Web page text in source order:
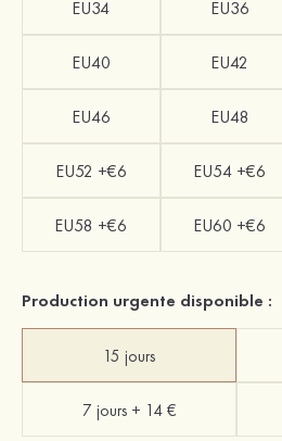
EU34 EU36
EU40 EU42
EU46 EU48
EU52 +€6 EU54 +€6
EU58 +€6 EU60 +€6
Production urgente disponible :
15 jours
7 jours + 14 €